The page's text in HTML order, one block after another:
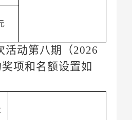
活动第八期（